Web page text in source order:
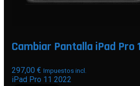
Cambiar Pantalla iPad Pro
297,00 € Impuestos incl.
iPad Pro 11 2022